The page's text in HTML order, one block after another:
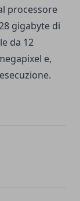
processore
gigabyte di
da 12
e,